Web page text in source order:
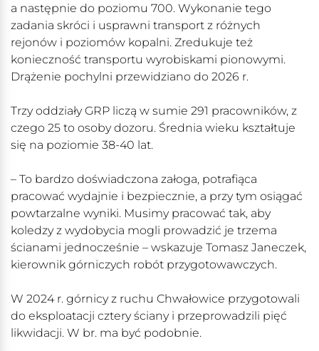
a następnie do poziomu 700. Wykonanie tego
zadania skróci i usprawni transport z różnych
rejonów i poziomów kopalni. Zredukuje też
konieczność transportu wyrobiskami pionowymi.
Drążenie pochylni przewidziano do 2026 r.
Trzy oddziały GRP liczą w sumie 291 pracowników, z
czego 25 to osoby dozoru. Średnia wieku kształtuje
się na poziomie 38-40 lat.
– To bardzo doświadczona załoga, potrafiąca
pracować wydajnie i bezpiecznie, a przy tym osiągać
powtarzalne wyniki. Musimy pracować tak, aby
koledzy z wydobycia mogli prowadzić je trzema
ścianami jednocześnie – wskazuje Tomasz Janeczek,
kierownik górniczych robót przygotowawczych.
W 2024 r. górnicy z ruchu Chwałowice przygotowali
do eksploatacji cztery ściany i przeprowadzili pięć
likwidacji. W br. ma być podobnie.